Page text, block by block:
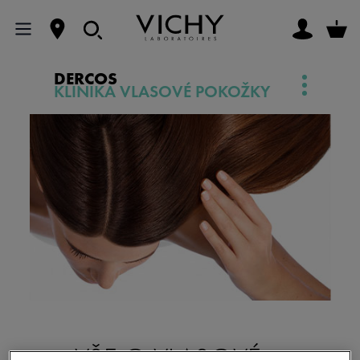
DERCOS
KLINIKA VLASOVÉ POKOŽKY